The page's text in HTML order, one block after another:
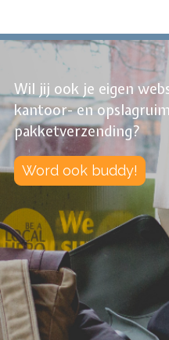
Wil jij ook je eigen
kantoor- en
pakketverzending?
Word ook buddy!